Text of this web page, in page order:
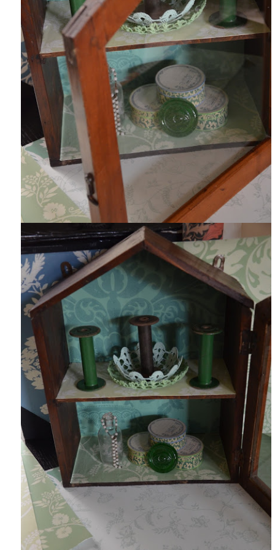
Créations
Soldes
À propos
Blog
Galerie
0,00€